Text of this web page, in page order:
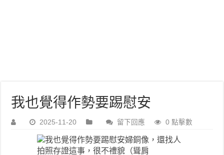
我也覺得作勢要踢慰安
2025-11-20 留下回應 0 點擊數